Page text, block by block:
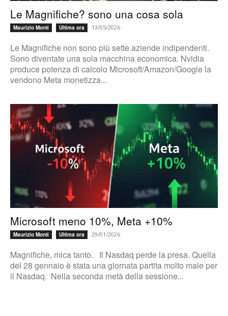
Le Magnifiche? sono una cosa sola
Maurizio Monti Ultima ora 13/05/2026
Le Magnifiche non sono più sette aziende indipendenti.
Sono diventate una sola macchina economica. Nvidia
produce potenza di calcolo Microsoft/Amazon/Google la
vendono Meta monetizza...
Microsoft meno 10%, Meta +10%
Maurizio Monti Ultima ora 29/01/2026
Magnifiche, mica tanto. Il Nasdaq perde la presa. Quella
del 28 gennaio è stata una giornata partita molto male per
il Nasdaq. Nella seconda metà della sessione...